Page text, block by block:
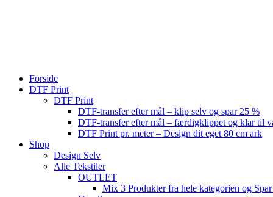
Forside
DTF Print
DTF Print
DTF-transfer efter mål – klip selv og spar 25 %
DTF-transfer efter mål – færdigklippet og klar til
DTF Print pr. meter – Design dit eget 80 cm ark
Shop
Design Selv
Alle Tekstiler
OUTLET
Mix 3 Produkter fra hele kategorien og